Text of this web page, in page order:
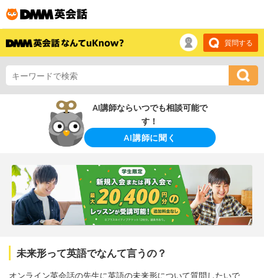
質問する
AI講師ならいつでも相談可能で
す！
AI講師に聞く
未来形って英語でなんて言うの？
オンライン英会話の先生に英語の未来形について質問したいで